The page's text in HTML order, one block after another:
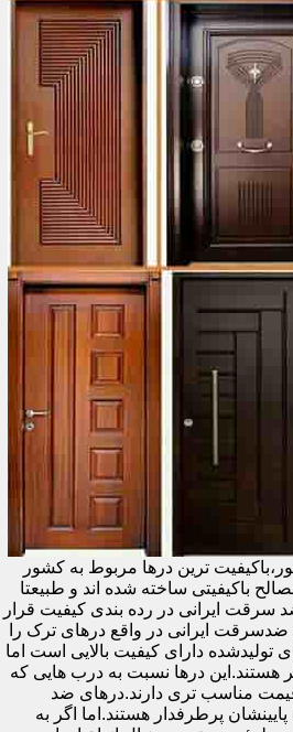
ترین درها مربوط به کشور
باکیفیتی ساخته شده اند و طبیعتا
سرقت ایرانی در رده بندی کیفیت قرار
ضدسرقت ایرانی در واقع درهای ترک را
تولیدشده دارای کیفیت بالایی است اما
هستند.این درها نسبت به درب هایی که
مناسب تری دارند.درهای ضد
پرطرفدار هستند.اما اگر به